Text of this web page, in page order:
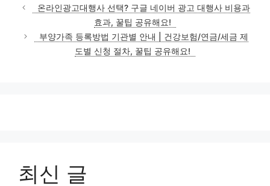
온라인광고대행사 선택? 구글 네이버 광고 대행사 비용과
효과, 꿀팁 공유해요!
부양가족 등록방법 기관별 안내 | 건강보험/연금/세금 제
도별 신청 절차, 꿀팁 공유해요!
최신 글